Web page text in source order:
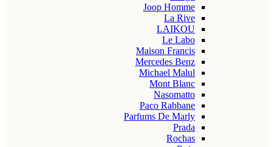
Joop Homme
La Rive
LAIKOU
Le Labo
Maison Francis
Mercedes Benz
Michael Malul
Mont Blanc
Nasomatto
Paco Rabbane
Parfums De Marly
Prada
Rochas